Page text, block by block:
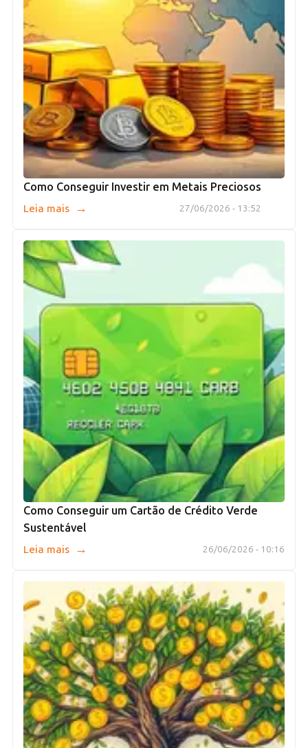
Como Conseguir Investir em Metais Preciosos
27/06/2026 - 13:52
Leia mais →
Como Conseguir um Cartão de Crédito Verde
Sustentável
26/06/2026 - 10:16
Leia mais →